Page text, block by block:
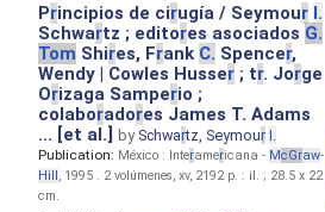
Principios de cirugía / Seymour I.
Schwartz ; editores asociados G.
Tom Shires, Frank C. Spencer,
Wendy | Cowles Husser ; tr. Jorge
Orizaga Samperio ;
colaboradores James T. Adams
... [et al.]by Schwartz, Seymour I.
Publication: México : Interamericana - McGraw-
Hill, 1995 . 2 volúmenes, xv, 2192 p. : il. ; 28.5 x 22
cm.